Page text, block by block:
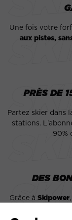
Une fois votre
aux pistes,
PRÈS DE
Partez skier dans
stations.
90%
DES
Grâce à Skipower